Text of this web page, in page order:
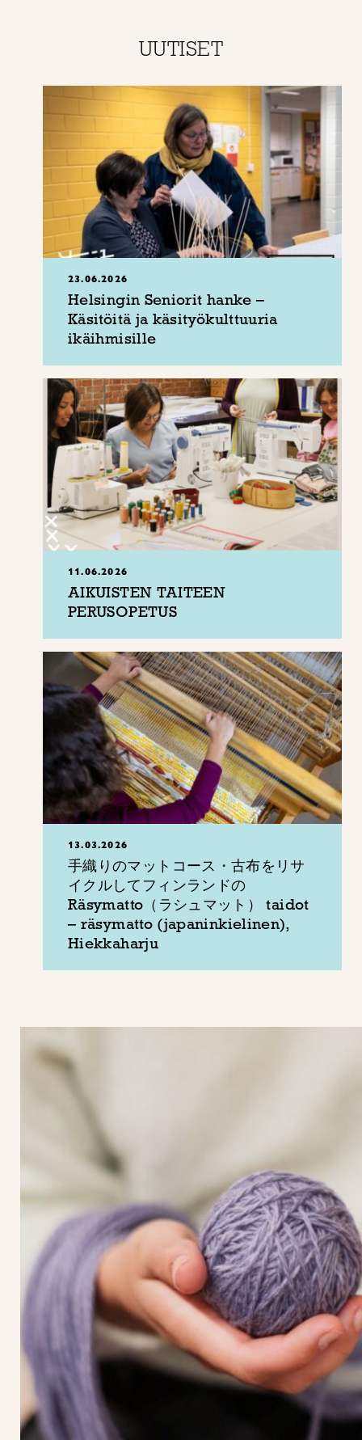
UUTISET
23.06.2026
Helsingin Seniorit hanke –
Käsitöitä ja käsityökulttuuria
ikäihmisille
11.06.2026
AIKUISTEN TAITEEN
PERUSOPETUS
13.03.2026
手織りのマットコース・古布をリサ
イクルしてフィンランドの
Räsymatto（ラシュマット） taidot
– räsymatto (japaninkielinen),
Hiekkaharju